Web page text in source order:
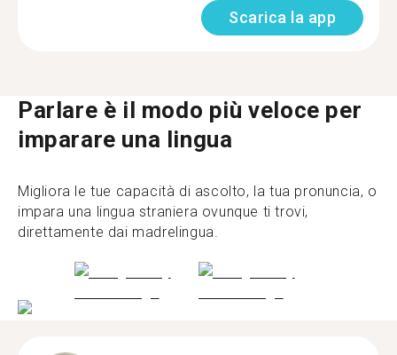
Scarica la app
Parlare è il modo più veloce per
imparare una lingua
Migliora le tue capacità di ascolto, la tua pronuncia, o
impara una lingua straniera ovunque ti trovi,
direttamente dai madrelingua.